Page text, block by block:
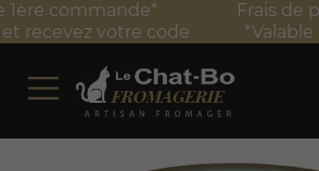
Frais de port offerts à partir de
*Valable uniquement en